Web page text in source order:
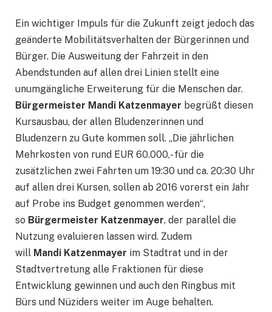
Ein wichtiger Impuls für die Zukunft zeigt jedoch das
geänderte Mobilitätsverhalten der Bürgerinnen und
Bürger. Die Ausweitung der Fahrzeit in den
Abendstunden auf allen drei Linien stellt eine
unumgängliche Erweiterung für die Menschen dar.
Bürgermeister Mandi Katzenmayer begrüßt diesen
Kursausbau, der allen Bludenzerinnen und
Bludenzern zu Gute kommen soll. „Die jährlichen
Mehrkosten von rund EUR 60.000,- für die
zusätzlichen zwei Fahrten um 19:30 und ca. 20:30 Uhr
auf allen drei Kursen, sollen ab 2016 vorerst ein Jahr
auf Probe ins Budget genommen werden“,
so Bürgermeister Katzenmayer, der parallel die
Nutzung evaluieren lassen wird. Zudem
will Mandi Katzenmayer im Stadtrat und in der
Stadtvertretung alle Fraktionen für diese
Entwicklung gewinnen und auch den Ringbus mit
Bürs und Nüziders weiter im Auge behalten.